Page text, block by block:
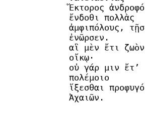
Ἕκτορος
ἔνδοθι πολλὰς
ἀμφιπόλους,
ἐνῶρσεν.
αἳ μὲν ἔτι
οἴκῳ·
οὐ γάρ μιν ἔτ’
πολέμοιο
ἵξεσθαι
Ἀχαιῶν.